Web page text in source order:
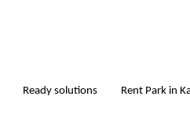
Ready solutions Rent Park in